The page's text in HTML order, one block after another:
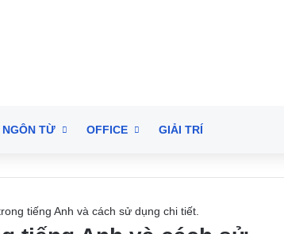
NGÔN TỪ OFFICE GIẢI TRÍ
tiếng Anh và cách sử dụng chi tiết.